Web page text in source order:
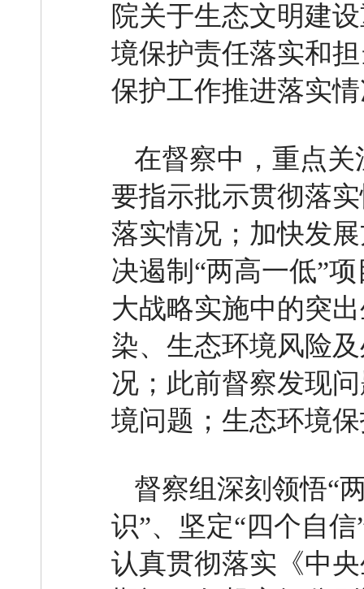
院关于生态文明建
境保护责任落实和
保护工作推进落实
在督察中，重点
要指示批示贯彻落
落实情况；加快发
决遏制“两高一低”
大战略实施中的突
染、生态环境风险
况；此前督察发现
境问题；生态环境
督察组深刻领悟“
识”、坚定“四个自
认真贯彻落实《中